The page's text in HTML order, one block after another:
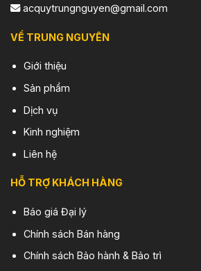
acquytrungnguyen@gmail.com
VỀ TRUNG NGUYÊN
Giới thiệu
Sản phẩm
Dịch vụ
Kinh nghiệm
Liên hệ
HỖ TRỢ KHÁCH HÀNG
Báo giá Đại lý
Chính sách Bán hàng
Chính sách Bảo hành & Bảo trì